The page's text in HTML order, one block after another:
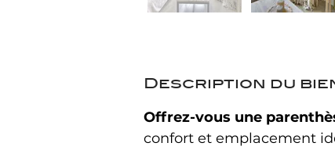
Description du
Offrez-vous une
confort et emplacement